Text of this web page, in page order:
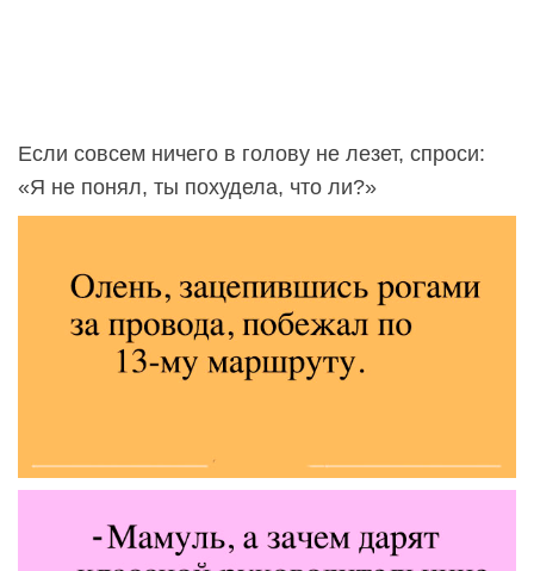
Если совсем ничего в голову не лезет, спроси:
«Я не понял, ты похудела, что ли?»